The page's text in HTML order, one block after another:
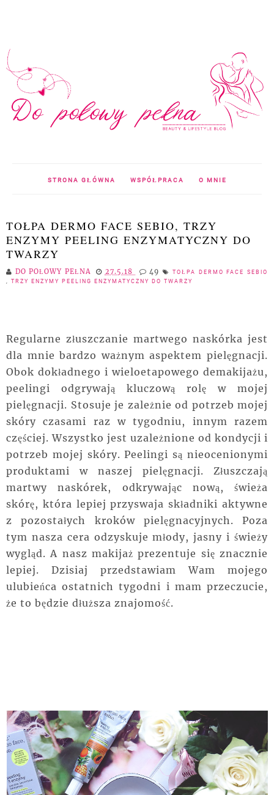
STRONA GŁÓWNA WSPÓŁPRACA O MNIE
TOŁPA DERMO FACE SEBIO, TRZY
ENZYMY PEELING ENZYMATYCZNY DO
TWARZY
DO POŁOWY PEŁNA 27.5.18 49
TOŁPA DERMO FACE SEBIO
TRZY ENZYMY PEELING ENZYMATYCZNY DO TWARZY
Regularne złuszczanie martwego naskórka jest
dla mnie bardzo ważnym aspektem pielęgnacji.
Obok dokładnego i wieloetapowego demakijażu,
peelingi odgrywają kluczową rolę w mojej
pielęgnacji. Stosuje je zależnie od potrzeb mojej
skóry czasami raz w tygodniu, innym razem
częściej. Wszystko jest uzależnione od kondycji i
potrzeb mojej skóry. Peelingi są nieocenionymi
produktami w naszej pielęgnacji. Złuszczają
martwy naskórek, odkrywając nową, świeża
skórę, która lepiej przyswaja składniki aktywne
z pozostałych kroków pielęgnacyjnych. Poza
tym nasza cera odzyskuje młody, jasny i świeży
wygląd. A nasz makijaż prezentuje się znacznie
lepiej. Dzisiaj przedstawiam Wam mojego
ulubieńca ostatnich tygodni i mam przeczucie,
że to będzie dłuższa znajomość.